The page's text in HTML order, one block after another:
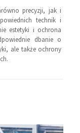
precyzji, jak i
technik i
estetyki i ochrona
dbanie o
ale także ochrony